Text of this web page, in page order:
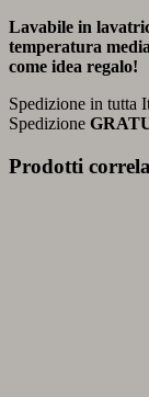
Lavabile in
temperatura
come idea regalo!
Spedizione in tutta
Spedizione
Prodotti